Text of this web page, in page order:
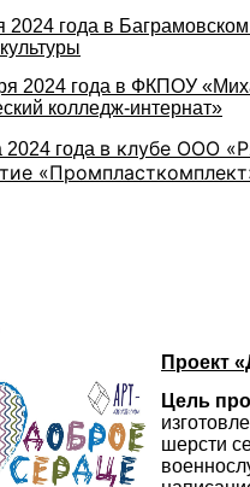
2024 года в
2024 года в ФКПОУ
колледж-интернат»
2024 года в клубе ООО
Проект
Цель
шерсти